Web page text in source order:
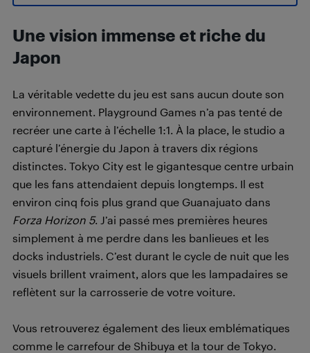
Une vision immense et riche du
Japon
La véritable vedette du jeu est sans aucun doute son
environnement. Playground Games n’a pas tenté de
recréer une carte à l’échelle 1:1. À la place, le studio a
capturé l’énergie du Japon à travers dix régions
distinctes. Tokyo City est le gigantesque centre urbain
que les fans attendaient depuis longtemps. Il est
environ cinq fois plus grand que Guanajuato dans
Forza Horizon 5. J’ai passé mes premières heures
simplement à me perdre dans les banlieues et les
docks industriels. C’est durant le cycle de nuit que les
visuels brillent vraiment, alors que les lampadaires se
reflètent sur la carrosserie de votre voiture.
Vous retrouverez également des lieux emblématiques
comme le carrefour de Shibuya et la tour de Tokyo.